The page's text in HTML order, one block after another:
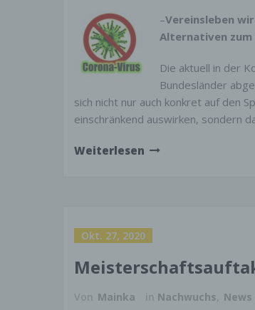
–Vereinsleben
Alternativen
Die aktuell in der
Bundesländer
sich nicht nur auch konkret auf den
einschränkend auswirken, sondern
Weiterlesen
Okt. 27, 2020
Von Mainka in Nachwuchs, News